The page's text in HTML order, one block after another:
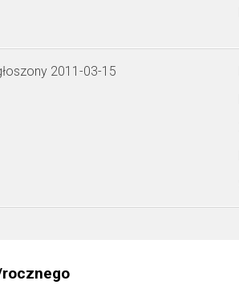
2011-03-15